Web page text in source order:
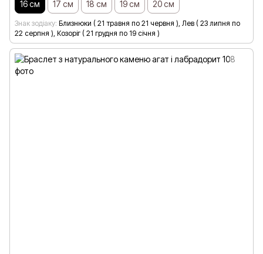
16 см 17 см 18 см 19 см 20 см
Знак зодіаку Близнюки ( 21 травня по 21 червня ), Лев ( 23 липня по
22 серпня ), Козоріг ( 21 грудня по 19 січня )